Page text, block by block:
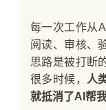
每一次工作从
阅读、审核、
思路是被打断
很多时候，
人
就抵消了AI帮